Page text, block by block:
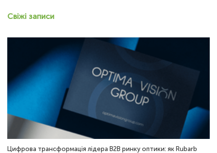
Свіжі записи
Цифрова трансформація лідера B2B ринку оптики: як Rubarb